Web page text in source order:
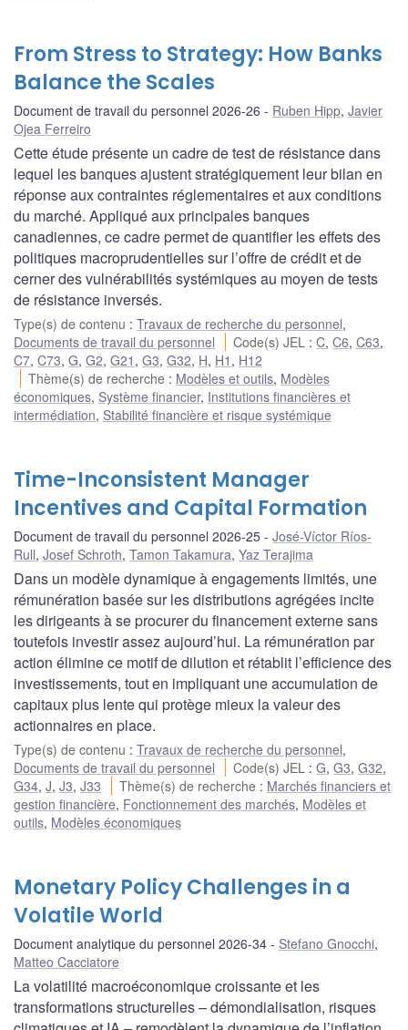
From Stress to Strategy: How Banks
Balance the Scales
Document de travail du personnel 2026-26 Ruben Hipp, Javier
Ojea Ferreiro
Cette étude présente un cadre de test de résistance dans
lequel les banques ajustent stratégiquement leur bilan en
réponse aux contraintes réglementaires et aux conditions
du marché. Appliqué aux principales banques
canadiennes, ce cadre permet de quantifier les effets des
politiques macroprudentielles sur l’offre de crédit et de
cerner des vulnérabilités systémiques au moyen de tests
de résistance inversés.
Type(s) de contenu : Travaux de recherche du personnel,
Documents de travail du personnel
Code(s) JEL :C,C6,C63,
C7, C73, G, G2, G21 , G3, G32, H, H1 , H12
Thème(s) de recherche : Modèles et outils, Modèles
économiques, Système financier, Institutions financières et
intermédiation, Stabilité financière et risque systémique
Time-Inconsistent Manager
Incentives and Capital Formation
Document de travail du personnel 2026-25
José-Víctor Ríos-
Rull, Josef Schroth, Tamon Takamura, Yaz Terajima
Dans un modèle dynamique à engagements limités, une
rémunération basée sur les distributions agrégées incite
les dirigeants à se procurer du financement externe sans
toutefois investir assez aujourd’hui. La rémunération par
action élimine ce motif de dilution et rétablit l’efficience des
investissements, tout en impliquant une accumulation de
capitaux plus lente qui protège mieux la valeur des
actionnaires en place.
Type(s) de contenu : Travaux de recherche du personnel,
Documents de travail du personnel
Code(s) JEL :G,G3,G32,
G34, J, J3, J33 Thème(s) de recherche : Marchés financiers et
gestion financière, Fonctionnement des marchés, Modèles et
outils, Modèles économiques
Monetary Policy Challenges in a
Volatile World
Document analytique du personnel 2026-34 Stefano Gnocchi,
Matteo Cacciatore
La volatilité macroéconomique croissante et les
transformations structurelles – démondialisation, risques